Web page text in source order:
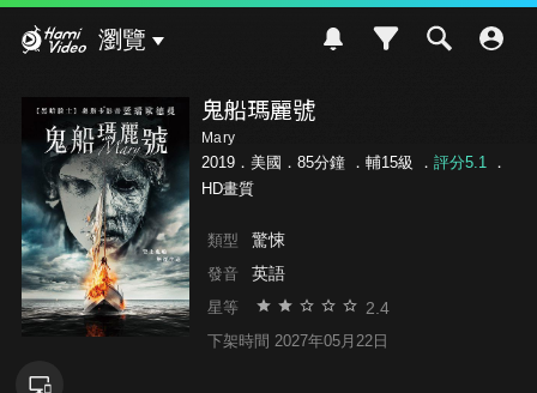
瀏覽
鬼船瑪麗號
Mary
2019．美國．85分鐘 ． 輔15級 ． 評分5.1．
HD畫質
類型 驚悚
發音 英語
星等 2.4
下架時間 2027年05月22日